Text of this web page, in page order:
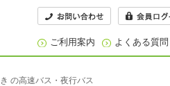
ご利用案内 よくある質問
の高速バス・夜行バス